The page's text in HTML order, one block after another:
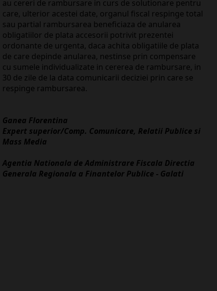
au cereri de rambursare in curs de solutionare pentru
care, ulterior acestei date, organul fiscal respinge total
sau partial rambursarea beneficiaza de anularea
obligatiilor de plata accesorii potrivit prezentei
ordonante de urgenta, daca achita obligatiile de plata
de care depinde anularea, nestinse prin compensare
cu sumele individualizate in cererea de rambursare, in
30 de zile de la data comunicarii deciziei prin care se
respinge rambursarea.
Ganea Florentina
Expert superior/Comp. Comunicare, Relatii Publice si
Mass Media
Agentia Nationala de Administrare Fiscala Directia
Generala Regionala a Finantelor Publice - Galati